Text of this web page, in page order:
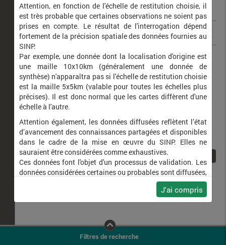
Nom latin Nom vernaculaire
Xestia c-nigrum C-noir (Le)
Filtres de recherche
Attention, en fonction de l'échelle de restitution choisie, il
est très probable que certaines observations ne soient pas
prises en compte. Le résultat de l'interrogation dépend
fortement de la précision spatiale des données fournies au
SINP.
Par exemple, une donnée dont la localisation d'origine est
une maille 10x10km (généralement une donnée de
synthèse) n'apparaîtra pas si l'échelle de restitution choisie
est la maille 5x5km (valable pour toutes les échelles plus
précises). Il est donc normal que les cartes diffèrent d'une
échelle à l'autre.
Attention également, les données diffusées reflètent l’état
d’avancement des connaissances partagées et disponibles
dans le cadre de la mise en œuvre du SINP. Elles ne
sauraient être considérées comme exhaustives.
Ces données font l'objet d'un processus de validation. Les
données considérées certaines ou probables sont diffusées,
ainsi que celles pour lesquelles la méthode n'est pas
J'ai compris